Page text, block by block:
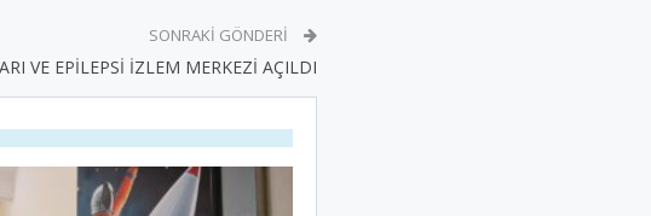
SONRAKI GÖNDERI
VE EPİLEPSİ İZLEM MERKEZİ AÇILDI